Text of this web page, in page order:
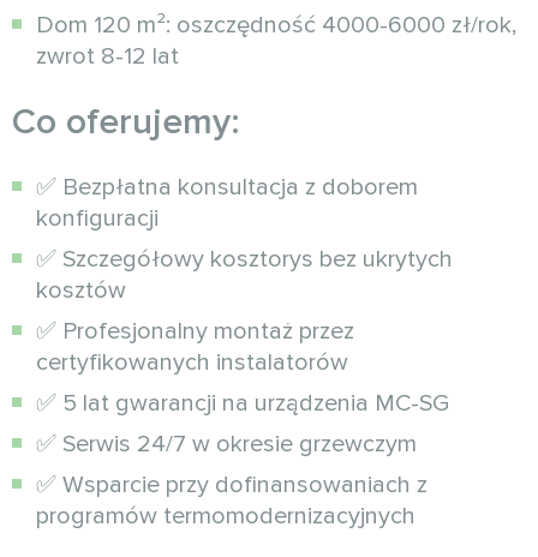
Dom 120 m²: oszczędność 4000-6000 zł/rok,
zwrot 8-12 lat
Co oferujemy:
✅ Bezpłatna konsultacja z doborem
konfiguracji
✅ Szczegółowy kosztorys bez ukrytych
kosztów
✅ Profesjonalny montaż przez
certyfikowanych instalatorów
✅ 5 lat gwarancji na urządzenia MC-SG
✅ Serwis 24/7 w okresie grzewczym
✅ Wsparcie przy dofinansowaniach z
programów termomodernizacyjnych